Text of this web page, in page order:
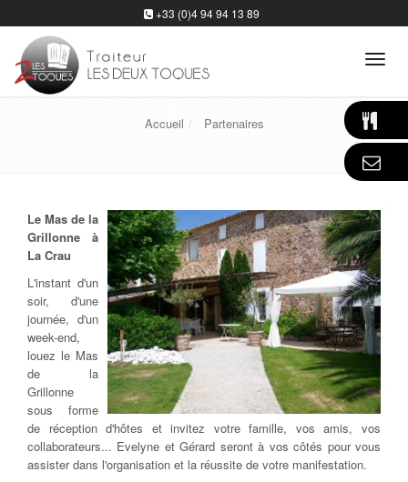
+33 (0)4 94 94 13 89
Accueil Partenaires
Le Mas de la
Grillonne à
La Crau
L'instant d'un
soir, d'une
journée, d'un
week-end,
louez le Mas
de la
Grillonne
sous forme
de réception d'hôtes et invitez votre famille, vos amis, vos
collaborateurs... Evelyne et Gérard seront à vos côtés pour vous
assister dans l'organisation et la réussite de votre manifestation.